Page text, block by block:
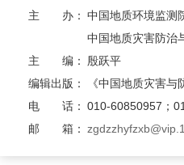
主 办： 中国地质环境监测
中国地质灾害防治
主 编：
殷跃平
编辑出版：
《中国地质灾害
电 话： 010-60850957；
邮 箱：